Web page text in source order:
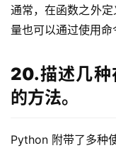
通常，在函数之外
量也可以通过使用
20.描述几种
的方法。
Python 附带了多种